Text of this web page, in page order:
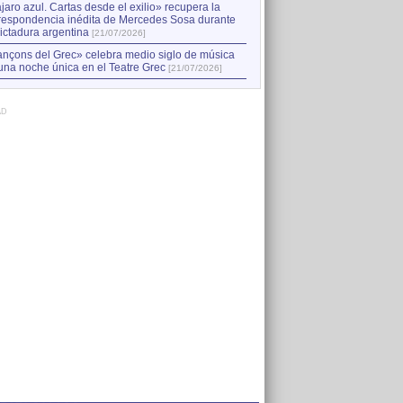
azul. Cartas desde el exilio» recupera la
inédita de Mercedes Sosa durante
argentina [21/07/2026]
del Grec» celebra medio siglo de música
noche única en el Teatre Grec [21/07/2026]